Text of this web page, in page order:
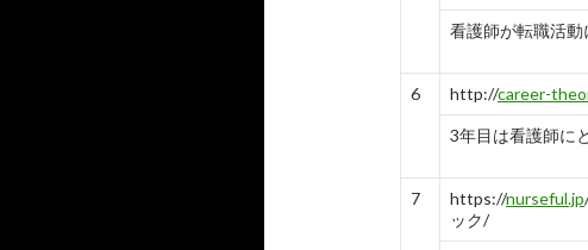
看護師が転職す
こと ...
- 10
看護師が転職活
6 http://career-
3年目は看護師に
7 https://nurseful.jp
ック/